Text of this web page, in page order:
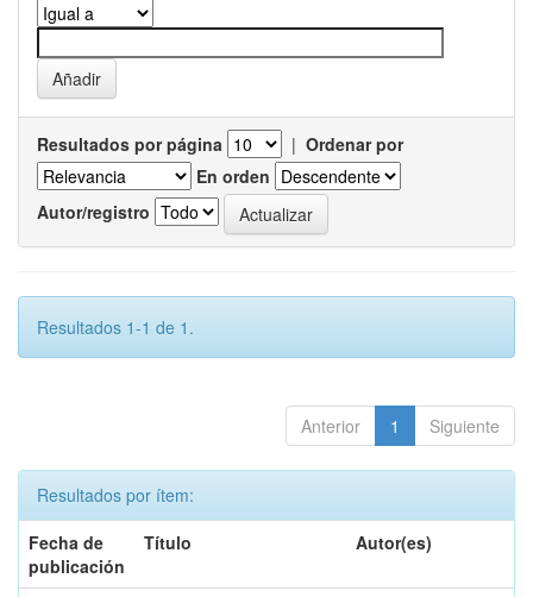
Resultados por página | Ordenar por
En orden
Autor/registro
Resultados 1-1 de 1.
Anterior 1 Siguiente
Resultados por ítem:
Fecha de
publicación
Título Autor(es)